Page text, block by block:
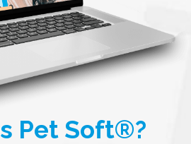
Pet Soft®?